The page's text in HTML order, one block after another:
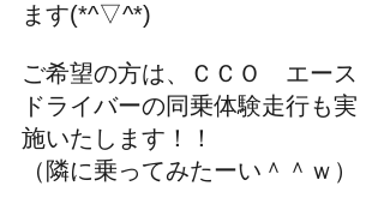
ます(*^▽^*)
ご希望の方は、ＣＣＯ　エース
ドライバーの同乗体験走行も実
施いたします！！
（隣に乗ってみたーい＾＾ｗ）